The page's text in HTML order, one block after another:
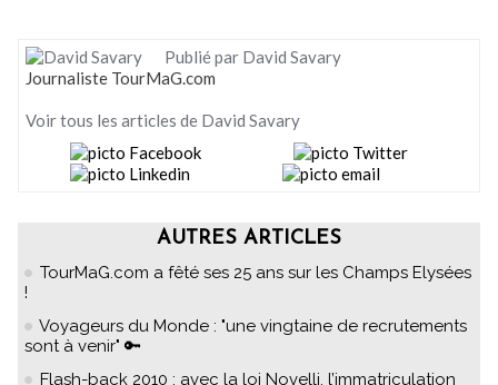
Publié par David Savary
Journaliste TourMaG.com
Voir tous les articles de David Savary
AUTRES ARTICLES
TourMaG.com a fêté ses 25 ans sur les Champs Elysées
!
Voyageurs du Monde : "une vingtaine de recrutements
sont à venir" 🔑
Flash-back 2010 : avec la loi Novelli, l’immatriculation